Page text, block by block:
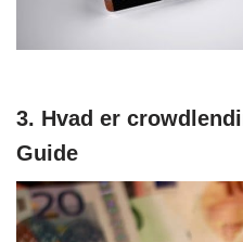
3. Hvad er
Guide